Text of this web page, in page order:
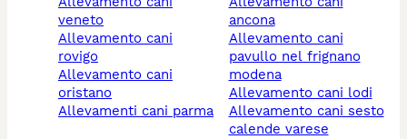
veneto
allevamento cani
rovigo
allevamento cani
oristano
allevamenti cani parma
ancona
allevamento cani
pavullo nel frignano
modena
allevamento cani lodi
allevamento cani sesto
calende varese